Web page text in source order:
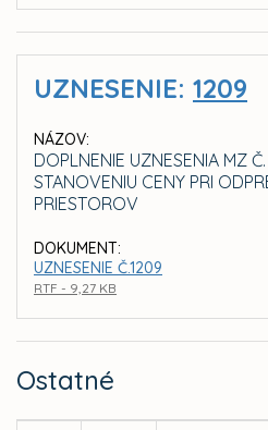
UZNESENIE: 1209
NÁZOV:
DOPLNENIE UZNESENIA MZ
STANOVENIU CENY PRI
PRIESTOROV
DOKUMENT:
UZNESENIE Č.1209
RTF - 9,27 KB
Ostatné